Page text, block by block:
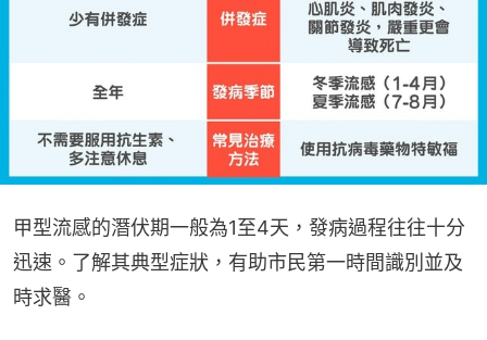
甲型流感的潛伏期一般為1至4天，發病過程往往十分
迅速。了解其典型症狀，有助市民第一時間識別並及
時求醫。